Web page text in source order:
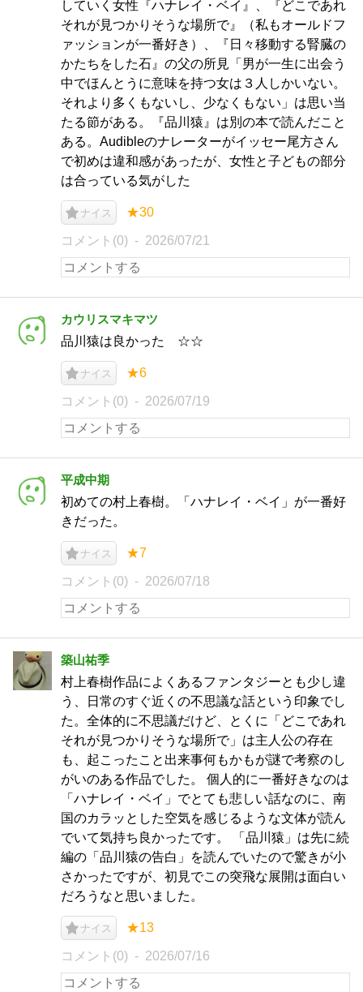
していく女性『ハナレイ・ベイ』、『どこであれ
それが見つかりそうな場所で』（私もオールドフ
ァッションが一番好き）、『日々移動する腎臓の
かたちをした石』の父の所見「男が一生に出会う
中でほんとうに意味を持つ女は３人しかいない。
それより多くもないし、少なくもない」は思い当
たる節がある。『品川猿』は別の本で読んだこと
ある。Audibleのナレーターがイッセー尾方さん
で初めは違和感があったが、女性と子どもの部分
は合っている気がした
ナイス ★30
コメント(0) 2026/07/21
カウリスマキマツ
品川猿は良かった ☆☆
ナイス ★6
コメント(0) 2026/07/19
平成中期
初めての村上春樹。「ハナレイ・ベイ」が一番好
きだった。
ナイス ★7
コメント(0) 2026/07/18
築山祐季
村上春樹作品によくあるファンタジーとも少し違
う、日常のすぐ近くの不思議な話という印象でし
た。全体的に不思議だけど、とくに「どこであれ
それが見つかりそうな場所で」は主人公の存在
も、起こったこと出来事何もかもが謎で考察のし
がいのある作品でした。 個人的に一番好きなのは
「ハナレイ・ベイ」でとても悲しい話なのに、南
国のカラッとした空気を感じるような文体が読ん
でいて気持ち良かったです。 「品川猿」は先に続
編の「品川猿の告白」を読んでいたので驚きが小
さかったですが、初見でこの突飛な展開は面白い
だろうなと思いました。
ナイス ★13
コメント(0) 2026/07/16